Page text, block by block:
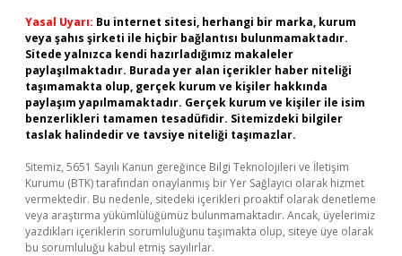
Yasal Uyarı: Bu internet sitesi, herhangi bir marka, kurum
veya şahıs şirketi ile hiçbir bağlantısı bulunmamaktadır.
Sitede yalnızca kendi hazırladığımız makaleler
paylaşılmaktadır. Burada yer alan içerikler haber niteliği
taşımamakta olup, gerçek kurum ve kişiler hakkında
paylaşım yapılmamaktadır. Gerçek kurum ve kişiler ile isim
benzerlikleri tamamen tesadüfidir. Sitemizdeki bilgiler
taslak halindedir ve tavsiye niteliği taşımazlar.
Sitemiz, 5651 Sayılı Kanun gereğince Bilgi Teknolojileri ve İletişim
Kurumu (BTK) tarafından onaylanmış bir Yer Sağlayıcı olarak hizmet
vermektedir. Bu nedenle, sitedeki içerikleri proaktif olarak denetleme
veya araştırma yükümlülüğümüz bulunmamaktadır. Ancak, üyelerimiz
yazdıkları içeriklerin sorumluluğunu taşımakta olup, siteye üye olarak
bu sorumluluğu kabul etmiş sayılırlar.